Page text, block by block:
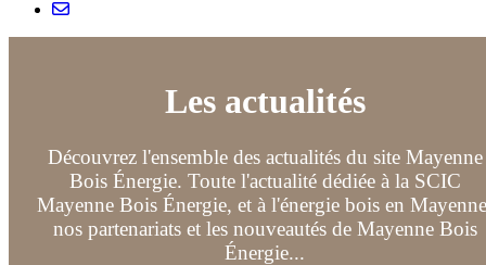
Les actualités
Découvrez l'ensemble des actualités du site Mayenne
Bois Énergie. Toute l'actualité dédiée à la SCIC
Mayenne Bois Énergie, et à l'énergie bois en
nos partenariats et les nouveautés de Mayenne Bois
Énergie...